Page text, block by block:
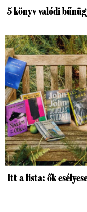
5 könyv valódi
Itt a lista: ők